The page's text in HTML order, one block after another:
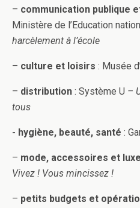
– communication publique
Ministère de l’Education
harcèlement à l’école
– culture et loisirs : Musée
– distribution : Système U –
tous
- hygiène, beauté, santé :
– mode, accessoires et luxe
Vivez ! Vous mincissez !
– petits budgets et